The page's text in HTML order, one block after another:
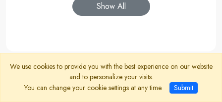
Show All
We use cookies to provide you with the best experience on our website
and to personalize your visits.
You can change your cookie settings at any time.
Submit